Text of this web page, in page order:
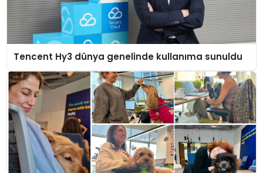
Tencent Hy3 dünya genelinde kullanıma sunuldu